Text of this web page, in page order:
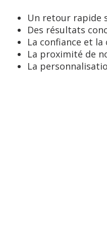
Un retour rapide
Des résultats
La confiance et
La proximité de
La